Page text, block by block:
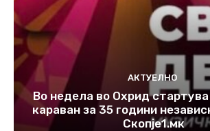
АКТУЕЛНО
Во недела во Охрид
караван за 35 години
Скопје1.мк